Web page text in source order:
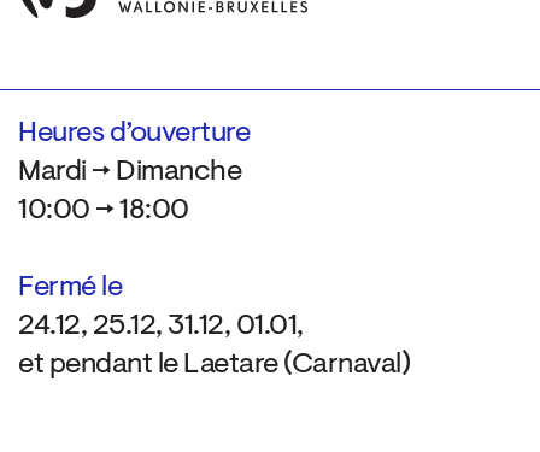
Heures d’ouverture
Mardi → Dimanche
10:00 → 18:00
Fermé le
24.12, 25.12, 31.12, 01.01,
et pendant le Laetare (Carnaval)